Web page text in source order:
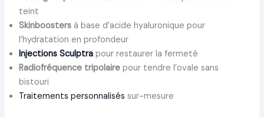
teint
Skinboostersà base d’acide hyaluronique pour
l’hydratation en profondeur
Injections Sculptrapour restaurer la fermeté
Radiofréquence tripolairepour tendre l’ovale sans
bistouri
Traitements personnalisés sur-mesure